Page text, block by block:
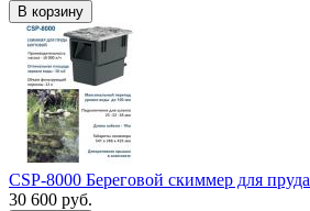
В корзину
CSP-8000 Береговой скиммер для пруда
30 600 руб.